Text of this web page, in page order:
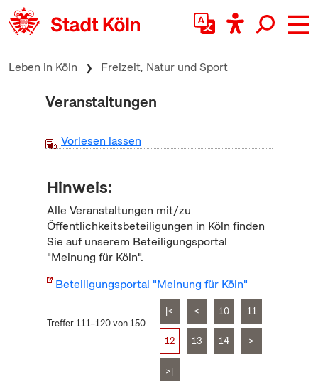
zum Inhalt springen
Leben in Köln Freizeit, Natur und Sport
Veranstaltungen
Vorlesen lassen
Hinweis:
Alle Veranstaltungen mit/zu
Öffentlichkeitsbeteiligungen in Köln finden
Sie auf unserem Beteiligungsportal
"Meinung für Köln".
Beteiligungsportal "Meinung für Köln"
Treffer 111–120 von 150
|< < 10 11
12 13 14 >
>|